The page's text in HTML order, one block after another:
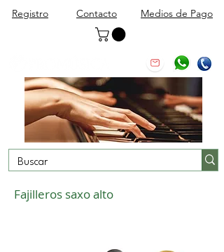
Registro Contacto Medios de Pago
Fajilleros saxo alto